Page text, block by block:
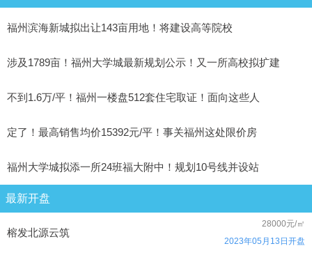
福州滨海新城拟出让143亩用地！将建设高等院校
涉及1789亩！福州大学城最新规划公示！又一所高校拟扩建
不到1.6万/平！福州一楼盘512套住宅取证！面向这些人
定了！最高销售均价15392元/平！事关福州这处限价房
福州大学城拟添一所24班福大附中！规划10号线并设站
最新开盘
榕发北源云筑
28000元/㎡
2023年05月13日开盘